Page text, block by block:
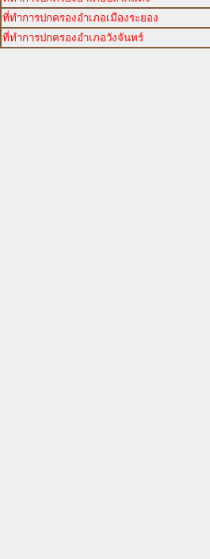
ที่ทำการปกครองอำเภอเมืองระยอง
ที่ทำการปกครองอำเภอวังจันทร์